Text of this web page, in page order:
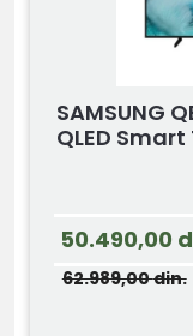
SAMSUNG
QLED Smart
50.490,00
62.989,00din.